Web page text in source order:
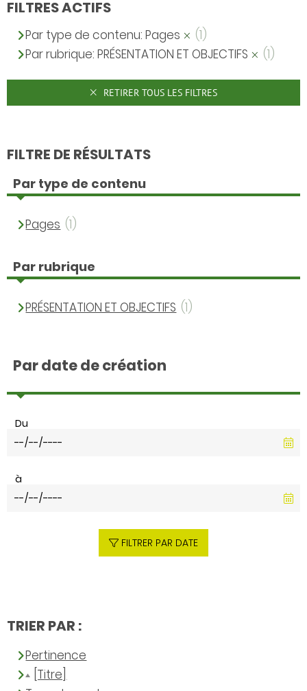
FILTRES ACTIFS
Par type de contenu: Pages
(1)
Par rubrique: PRÉSENTATION ET OBJECTIFS
(1)
RETIRER TOUS LES FILTRES
FILTRE DE RÉSULTATS
Par type de contenu
Pages (1)
Par rubrique
PRÉSENTATION ET OBJECTIFS (1)
Par date de création
Du
à
FILTRER PAR DATE
TRIER PAR :
Pertinence
[Titre]